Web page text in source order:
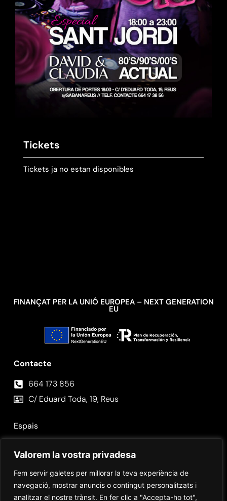
Valorem la vostra privadesa
Fem servir galetes per millorar la teva experiència de
navegació, mostrar anuncis o contingut personalitzats i
analitzar el nostre trànsit. En fer clic a "Accepta-ho tot",
Tickets
Tickets ja no estan disponibles
Espais
Contacte
664 173 856⁣
C/ Eduard Toda, 19, Reus
FINANÇAT PER LA UNIÓ EUROPEA – NEXT GENERATION
EU